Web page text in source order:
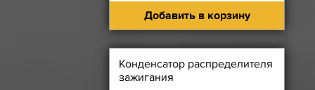
Добавить в корзину
Конденсатор распределителя
зажигания